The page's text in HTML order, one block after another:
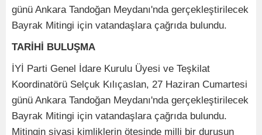
günü Ankara Tandoğan Meydanı'nda gerçekleştirilecek
Bayrak Mitingi için vatandaşlara çağrıda bulundu.
TARİHİ BULUŞMA
İYİ Parti Genel İdare Kurulu Üyesi ve Teşkilat
Koordinatörü Selçuk Kılıçaslan, 27 Haziran Cumartesi
günü Ankara Tandoğan Meydanı'nda gerçekleştirilecek
Bayrak Mitingi için vatandaşlara çağrıda bulundu.
Mitingin siyasi kimliklerin ötesinde milli bir duruşun